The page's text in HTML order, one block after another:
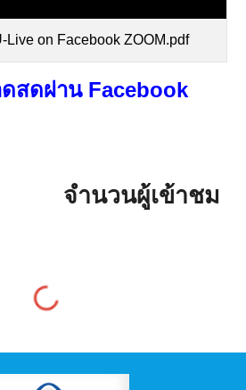
Live on Facebook ZOOM.pdf
สดผ่าน Facebook
จำนวนผู้เข้าชม